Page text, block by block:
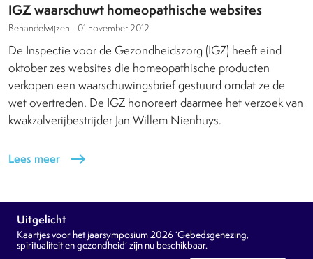
IGZ waarschuwt homeopathische websites
Behandelwijzen - 01 november 2012
De Inspectie voor de Gezondheidszorg (IGZ) heeft eind
oktober zes websites die homeopathische producten
verkopen een waarschuwingsbrief gestuurd omdat ze de
wet overtreden. De IGZ honoreert daarmee het verzoek van
kwakzalverijbestrijder Jan Willem Nienhuys.
Lees meer east
Uitgelicht
Kaartjes voor het jaarsymposium 2026 ‘Gebedsgenezing,
spiritualiteit en gezondheid’ zijn nu beschikbaar.